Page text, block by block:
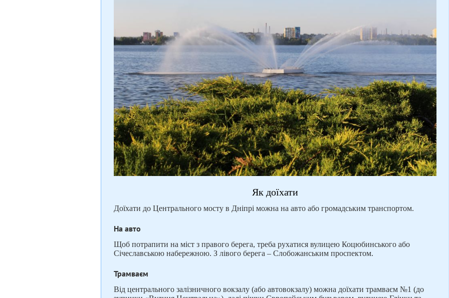
Як доїхати
Доїхати до Центрального мосту в Дніпрі можна на авто або громадським транспортом.
На авто
Щоб потрапити на міст з правого берега, треба рухатися вулицею Коцюбинського або
Січеславською набережною. З лівого берега – Слобожанським проспектом.
Трамваєм
Від центрального залізничного вокзалу (або автовокзалу) можна доїхати трамваєм №1 (до